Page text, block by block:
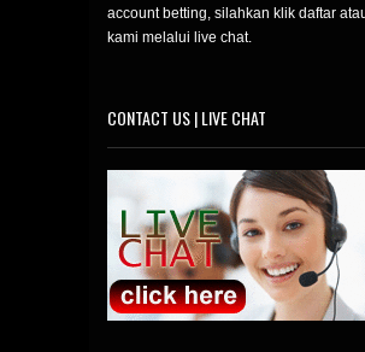
account betting, silahkan klik daftar
kami melalui live chat.
CONTACT US | LIVE CHAT